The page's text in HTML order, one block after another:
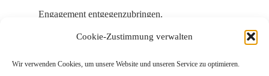
Cookie-Zustimmung verwalten
Wir verwenden Cookies, um unsere Website und unseren Service zu optimieren.
Engagement entgegenzubringen.
Fragestellungen. Allerdings ist unser Eindruck,